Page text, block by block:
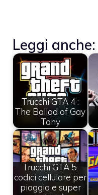
Leggi anche:
Trucchi GTA 4 :
The Ballad of Gay
Tony
Trucchi GTA 5:
codici cellulare per
pioggia e super